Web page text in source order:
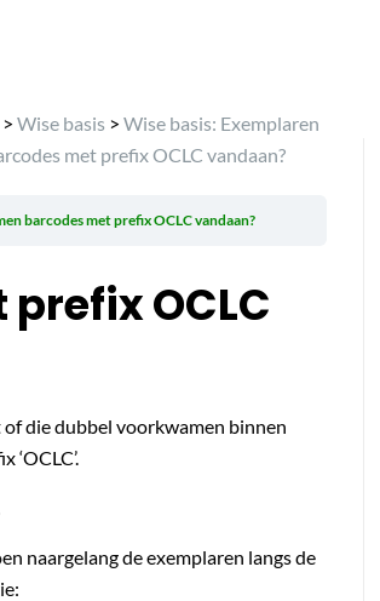
> Wise basis > Wise basis: Exemplaren
met prefix OCLC vandaan?
barcodes met prefix OCLC vandaan?
OCLC
die dubbel voorkwamen binnen
naargelang de exemplaren langs de